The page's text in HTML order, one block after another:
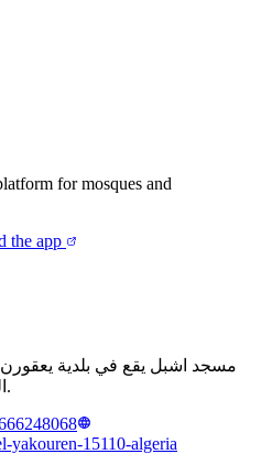
for mosques and
the app
مسجد اشبل يقع في بلدية يعقورن
الصلاة والأذكار والأدعية اليومية.
yakouren-15110-algeria